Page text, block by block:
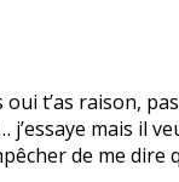
oui t’as raison,
j’essaye mais il
de me